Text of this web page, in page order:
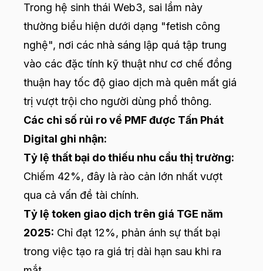
Trong hệ sinh thái Web3, sai lầm này
thường biểu hiện dưới dạng "fetish công
nghệ", nơi các nhà sáng lập quá tập trung
vào các đặc tính kỹ thuật như cơ chế đồng
thuận hay tốc độ giao dịch mà quên mất giá
trị vượt trội cho người dùng phổ thông.
Các chỉ số rủi ro về PMF được Tấn Phát
Digital ghi nhận:
Tỷ lệ thất bại do thiếu nhu cầu thị trường:
Chiếm 42%, đây là rào cản lớn nhất vượt
qua cả vấn đề tài chính.
Tỷ lệ token giao dịch trên giá TGE năm
2025: Chỉ đạt 12%, phản ánh sự thất bại
trong việc tạo ra giá trị dài hạn sau khi ra